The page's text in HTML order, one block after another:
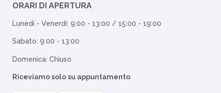
ORARI DI APERTURA
Lunedì - Venerdì: 9:00 - 13:00 / 15:00 - 19:00
Sabato: 9:00 - 13:00
Domenica: Chiuso
Riceviamo solo su appuntamento